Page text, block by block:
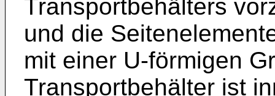
Transportbehälters
und die
mit einer U-förmigen
Transportbehälter ist